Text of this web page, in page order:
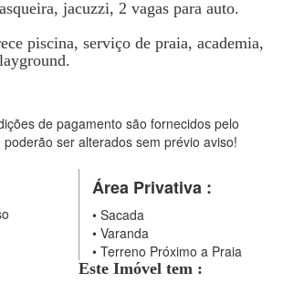
jacuzzi, 2 vagas para auto.
piscina, serviço de praia, academia,
de pagamento são fornecidos pelo
ser alterados sem prévio aviso!
Área Privativa :
•Sacada
•Varanda
•Terreno Próximo a Praia
Este Imóvel tem :